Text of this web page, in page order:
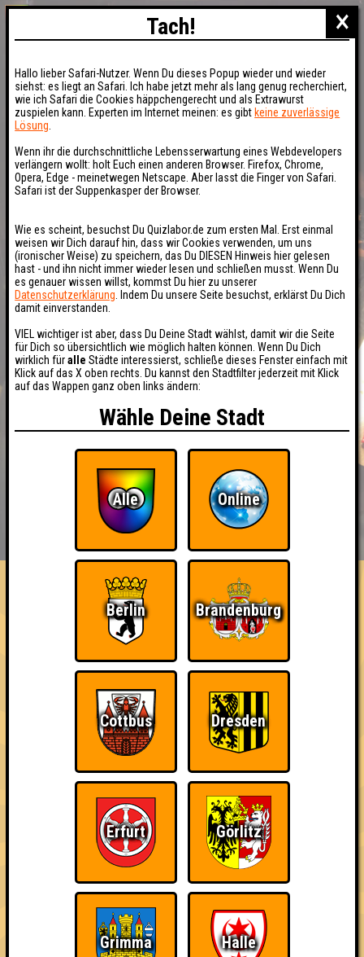
HIGHSCORE RESERVIERUNG
FAQ ÜBER UNS
Fussball WM Quiz!
Eintritt frei! · 17.06.2026 · Intersport Clubhouse
Angemeldete Teams
×
Tach!
Hallo lieber Safari-Nutzer. Wenn Du dieses Popup wieder und wieder
siehst: es liegt an Safari. Ich habe jetzt mehr als lang genug recherchiert,
wie ich Safari die Cookies häppchengerecht und als Extrawurst
zuspielen kann. Experten im Internet meinen: es gibt keine zuverlässige
Lösung
Wenn ihr die durchschnittliche Lebensserwartung eines Webdevelopers
verlängern wollt: holt Euch einen anderen Browser. Firefox, Chrome,
Opera, Edge - meinetwegen Netscape. Aber lasst die Finger von Safari.
Safari ist der Suppenkasper der Browser.
Wie es scheint, besuchst Du Quizlabor.de zum ersten Mal. Erst einmal
weisen wir Dich darauf hin, dass wir Cookies verwenden, um uns
(ironischer Weise) zu speichern, das Du DIESEN Hinweis hier gelesen
hast - und ihn nicht immer wieder lesen und schließen musst. Wenn Du
es genauer wissen willst, kommst Du hier zu unserer
Datenschutzerklärung . Indem Du unsere Seite besuchst, erklärst Du Dich
damit einverstanden.
VIEL wichtiger ist aber, dass Du Deine Stadt wählst, damit wir die Seite
für Dich so übersichtlich wie möglich halten können. Wenn Du Dich
wirklich füralle Städte interessierst, schließe dieses Fenster einfach mit
Klick auf das X oben rechts. Du kannst den Stadtfilter jederzeit mit Klick
auf das Wappen ganz oben links ändern:
Wähle Deine Stadt
Alle Online
Berlin Brandenburg
Cottbus Dresden
Erfurt Görlitz
Grimma Halle